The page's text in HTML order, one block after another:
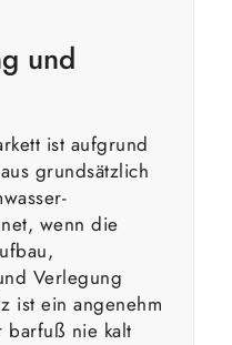
und
ist aufgrund
grundsätzlich
wenn die
Verlegung
ist ein angenehm
barfuß nie kalt